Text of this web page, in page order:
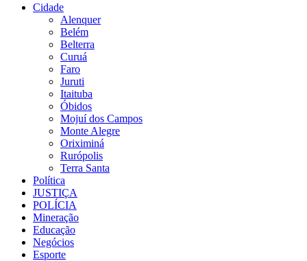
Cidade
Alenquer
Belém
Belterra
Curuá
Faro
Juruti
Itaituba
Óbidos
Mojuí dos Campos
Monte Alegre
Oriximiná
Rurópolis
Terra Santa
Política
JUSTIÇA
POLÍCIA
Mineração
Educação
Negócios
Esporte